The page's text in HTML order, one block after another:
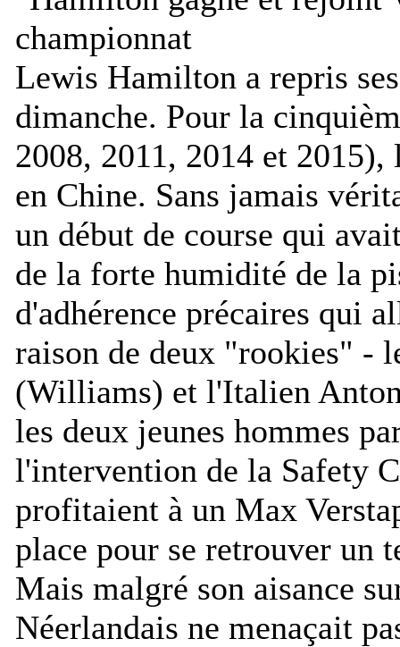
Lewis Hamilton a repris
dimanche. Pour la
2008, 2011, 2014 et
en Chine. Sans jamais
un début de course qui
de la forte humidité de la
d'adhérence précaires qui
raison de deux "rookies" -
(Williams) et l'Italien
les deux jeunes hommes
l'intervention de la Safety
profitaient à un Max
place pour se retrouver un
Mais malgré son aisance
Néerlandais ne menaçait